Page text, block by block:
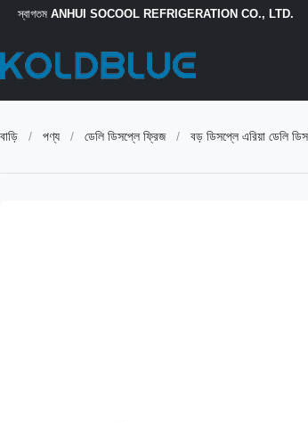
স্বাগতম ANHUI SOCOOL REFRIGERATION CO., LTD.
বাড়ি / পণ্য / ডেলি ডিসপ্লে ফ্রিজ / বড় ডিসপ্লে এরিয়া ডেলি